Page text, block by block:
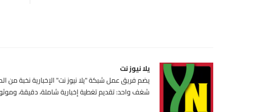
يلا نيوز نت
يضم فريق عمل شبكة "يلا نيوز نت" الإخبارية نخبة من
شغف واحد: تقديم تغطية إخبارية شاملة، دقيقة،